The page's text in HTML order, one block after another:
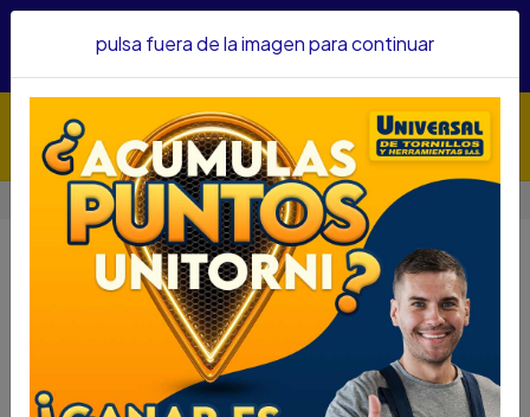
confianza&nbsp;Recibe un KIT PARRILLERO por compras
Inicio HOGAR Y JARDINERIA
HOGAR Y JARDINERIA
Filtros
pulsa fuera de la imagen para continuar